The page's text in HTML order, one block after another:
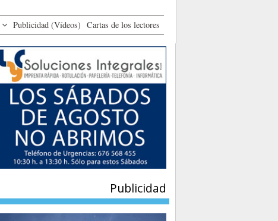
Publicidad (Vídeos) Cartas de los lectores
Publicidad